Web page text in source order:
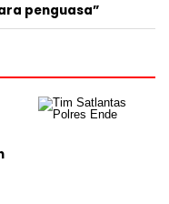
penguasa”